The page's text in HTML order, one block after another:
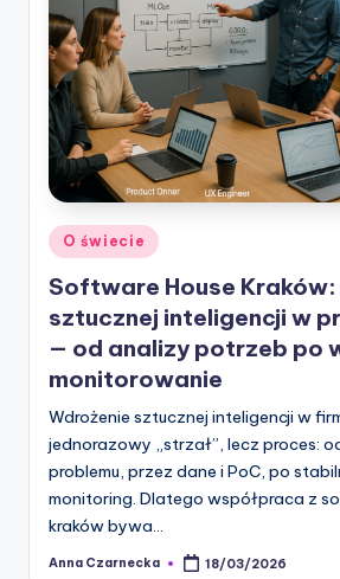
Posted
in
O świecie
Software House
sztucznej inteligencji w
— od analizy potrzeb po
monitorowanie
Wdrożenie sztucznej inteligencji w
jednorazowy „strzał”, lecz proces:
problemu, przez dane i PoC, po
monitoring. Dlatego współpraca z
kraków bywa…
Posted
Anna Czarnecka 18/03/2026